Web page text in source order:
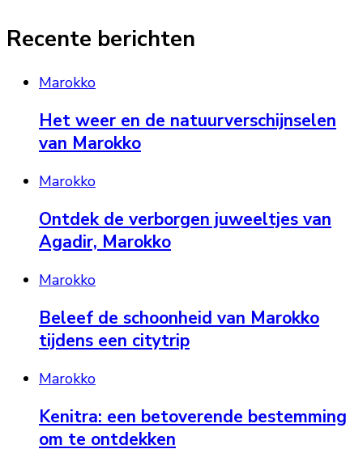
Recente berichten
Marokko
Het weer en de natuurverschijnselen
van Marokko
Marokko
Ontdek de verborgen juweeltjes van
Agadir, Marokko
Marokko
Beleef de schoonheid van Marokko
tijdens een citytrip
Marokko
Kenitra: een betoverende bestemming
om te ontdekken